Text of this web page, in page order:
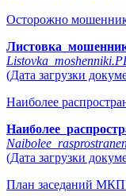
Осторожно
(Дата загрузки
Наиболее
(Дата загрузки
План заседаний